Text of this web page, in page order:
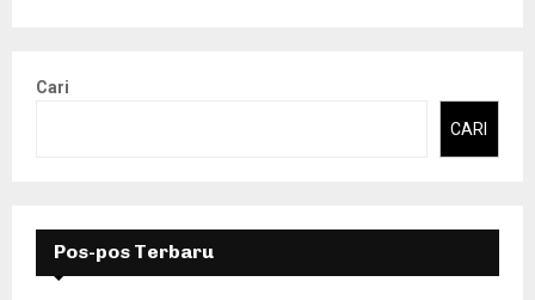
Cari
CARI
Pos-pos Terbaru